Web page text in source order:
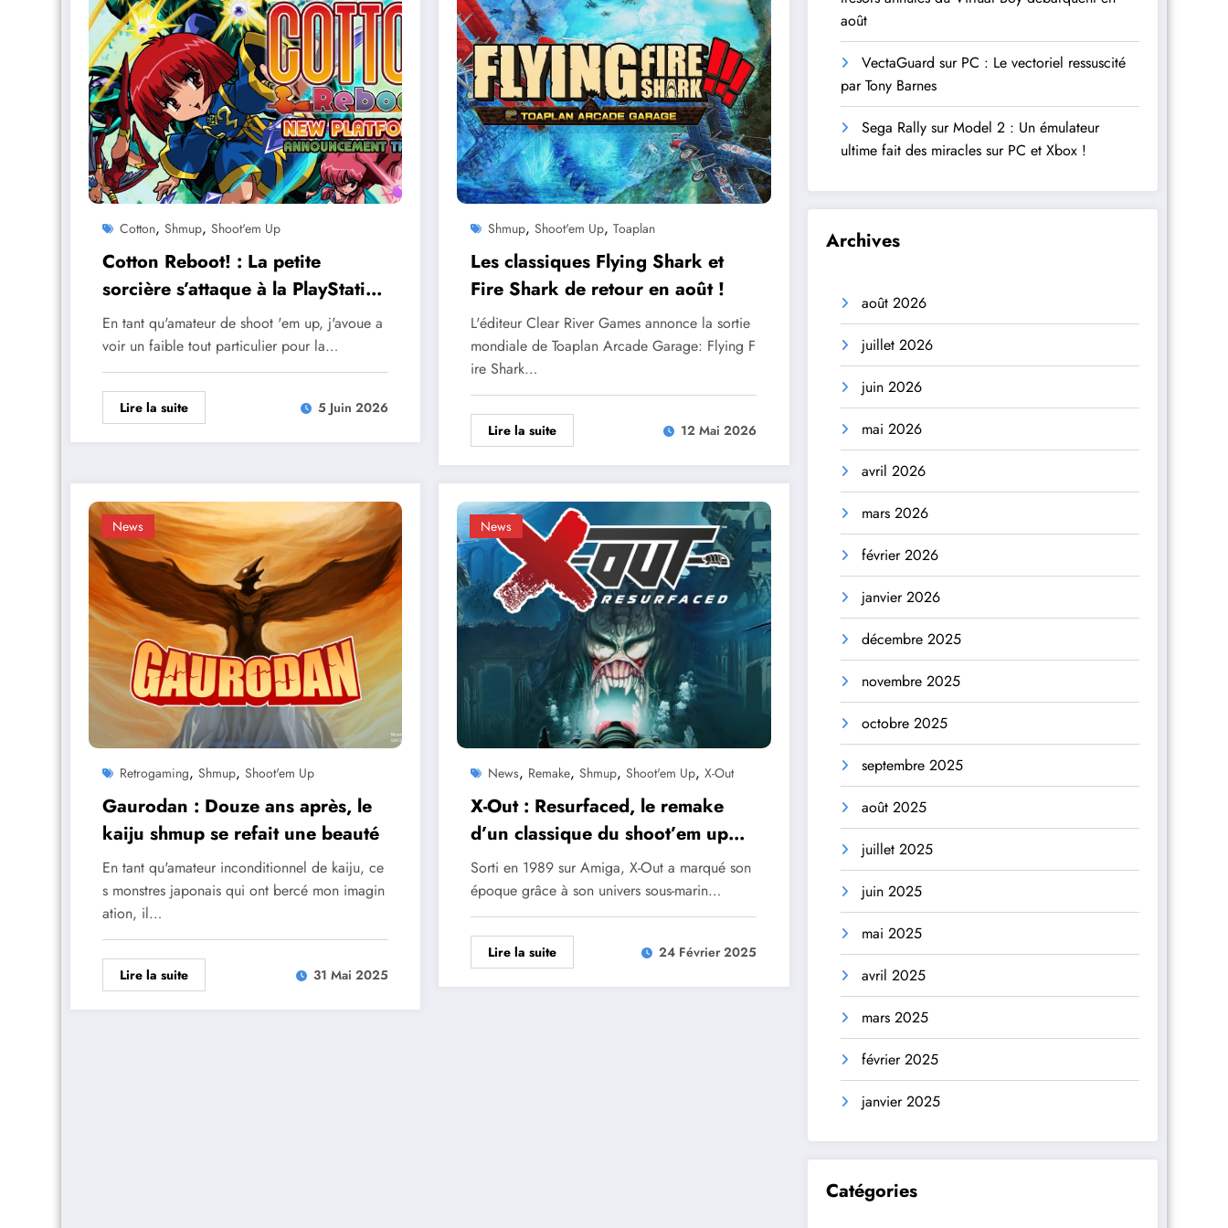
Cotton, Shmup, Shoot'em Up
Cotton Reboot! : La petite
sorcière s’attaque à la PlayStation
5 et à la Switch 2
En tant qu'amateur de shoot 'em up, j'avoue a
voir un faible tout particulier pour la…
Lire la suite 5 Juin 2026
Shmup,Shoot'em Up,Toaplan
Les classiques Flying Shark et
Fire Shark de retour en août !
L'éditeur Clear River Games annonce la sortie
mondiale de Toaplan Arcade Garage: Flying F
ire Shark…
Lire la suite 12 Mai 2026
News
Retrogaming, Shmup, Shoot'em Up
Gaurodan : Douze ans après, le
kaiju shmup se refait une beauté
En tant qu'amateur inconditionnel de kaiju, ce
s monstres japonais qui ont bercé mon imagin
ation, il…
Lire la suite 31 Mai 2025
News
News, Remake,Shmup,Shoot'em Up,X-Out
X-Out : Resurfaced, le remake
d’un classique du shoot’em up
enfin disponible !
Sorti en 1989 sur Amiga, X-Out a marqué son
époque grâce à son univers sous-marin…
Lire la suite 24 Février 2025
août
VectaGuard sur PC : Le vectoriel ressuscité
par Tony Barnes
Sega Rally sur Model 2 : Un émulateur
ultime fait des miracles sur PC et Xbox !
Archives
août 2026
juillet 2026
juin 2026
mai 2026
avril 2026
mars 2026
février 2026
janvier 2026
décembre 2025
novembre 2025
octobre 2025
septembre 2025
août 2025
juillet 2025
juin 2025
mai 2025
avril 2025
mars 2025
février 2025
janvier 2025
Catégories